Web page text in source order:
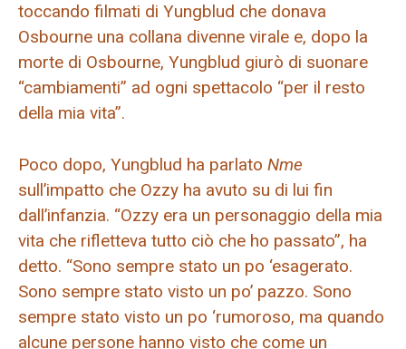
toccando filmati di Yungblud che donava
Osbourne una collana divenne virale e, dopo la
morte di Osbourne, Yungblud giurò di suonare
“cambiamenti” ad ogni spettacolo “per il resto
della mia vita”.
Poco dopo, Yungblud ha parlato Nme
sull’impatto che Ozzy ha avuto su di lui fin
dall’infanzia. “Ozzy era un personaggio della mia
vita che rifletteva tutto ciò che ho passato”, ha
detto. “Sono sempre stato un po ‘esagerato.
Sono sempre stato visto un po’ pazzo. Sono
sempre stato visto un po ‘rumoroso, ma quando
alcune persone hanno visto che come un